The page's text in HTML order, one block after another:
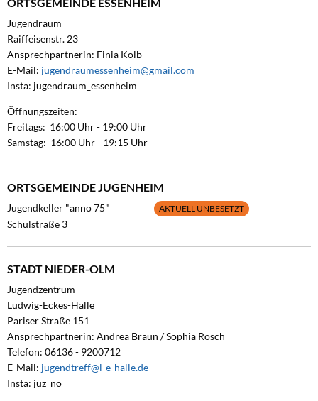
Jugendraum
Raiffeisenstr. 23
Ansprechpartnerin: Finia Kolb
E-Mail: jugendraumessenheim@gmail.com
Insta: jugendraum_essenheim
Öffnungszeiten:
Freitags: 16:00 Uhr - 19:00 Uhr
Samstag: 16:00 Uhr - 19:15 Uhr
ORTSGEMEINDE JUGENHEIM
Jugendkeller "anno 75" AKTUELL UNBESETZT
Schulstraße 3
STADT NIEDER-OLM
Jugendzentrum
Ludwig-Eckes-Halle
Pariser Straße 151
Ansprechpartnerin: Andrea Braun / Sophia Rosch
Telefon: 06136 - 9200712
E-Mail: jugendtreff@l-e-halle.de
Insta: juz_no